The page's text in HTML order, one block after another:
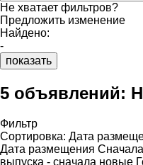
Не хватает фильтров?
Предложить изменение
Найдено:
-
показать
5 объявлений:
Фильтр
Сортировка: Дата
Дата размещения
выпуска - сначала новые